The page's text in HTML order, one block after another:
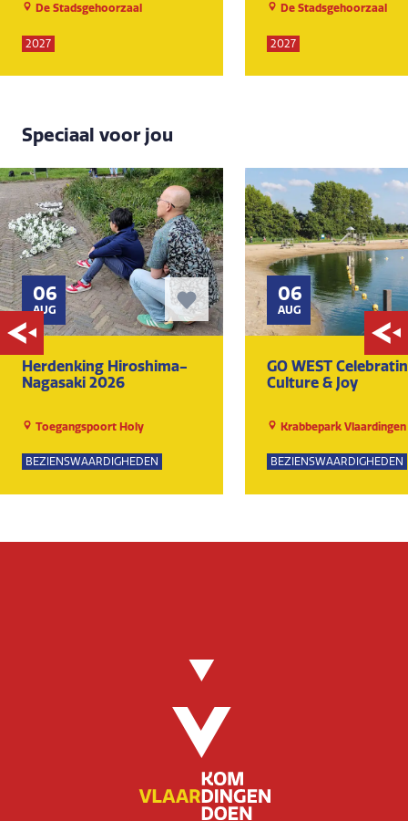
De Stadsgehoorzaal
2027
De Stadsgehoorzaal
2027
Speciaal voor jou
06
AUG
Herdenking Hiroshima-
Nagasaki 2026
Toegangspoort Holy
BEZIENSWAARDIGHEDEN
06
AUG
GO WEST
Culture & Joy
Krabbepark Vlaardingen
BEZIENSWAARDIGHEDEN